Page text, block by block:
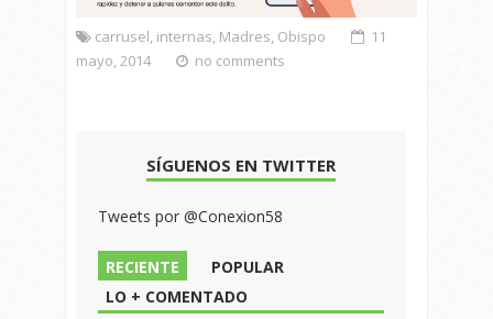
carrusel, internas, Madres, Obispo
11
mayo, 2014
no comments
SÍGUENOS EN TWITTER
Tweets por @Conexion58
RECIENTE
POPULAR
LO + COMENTADO